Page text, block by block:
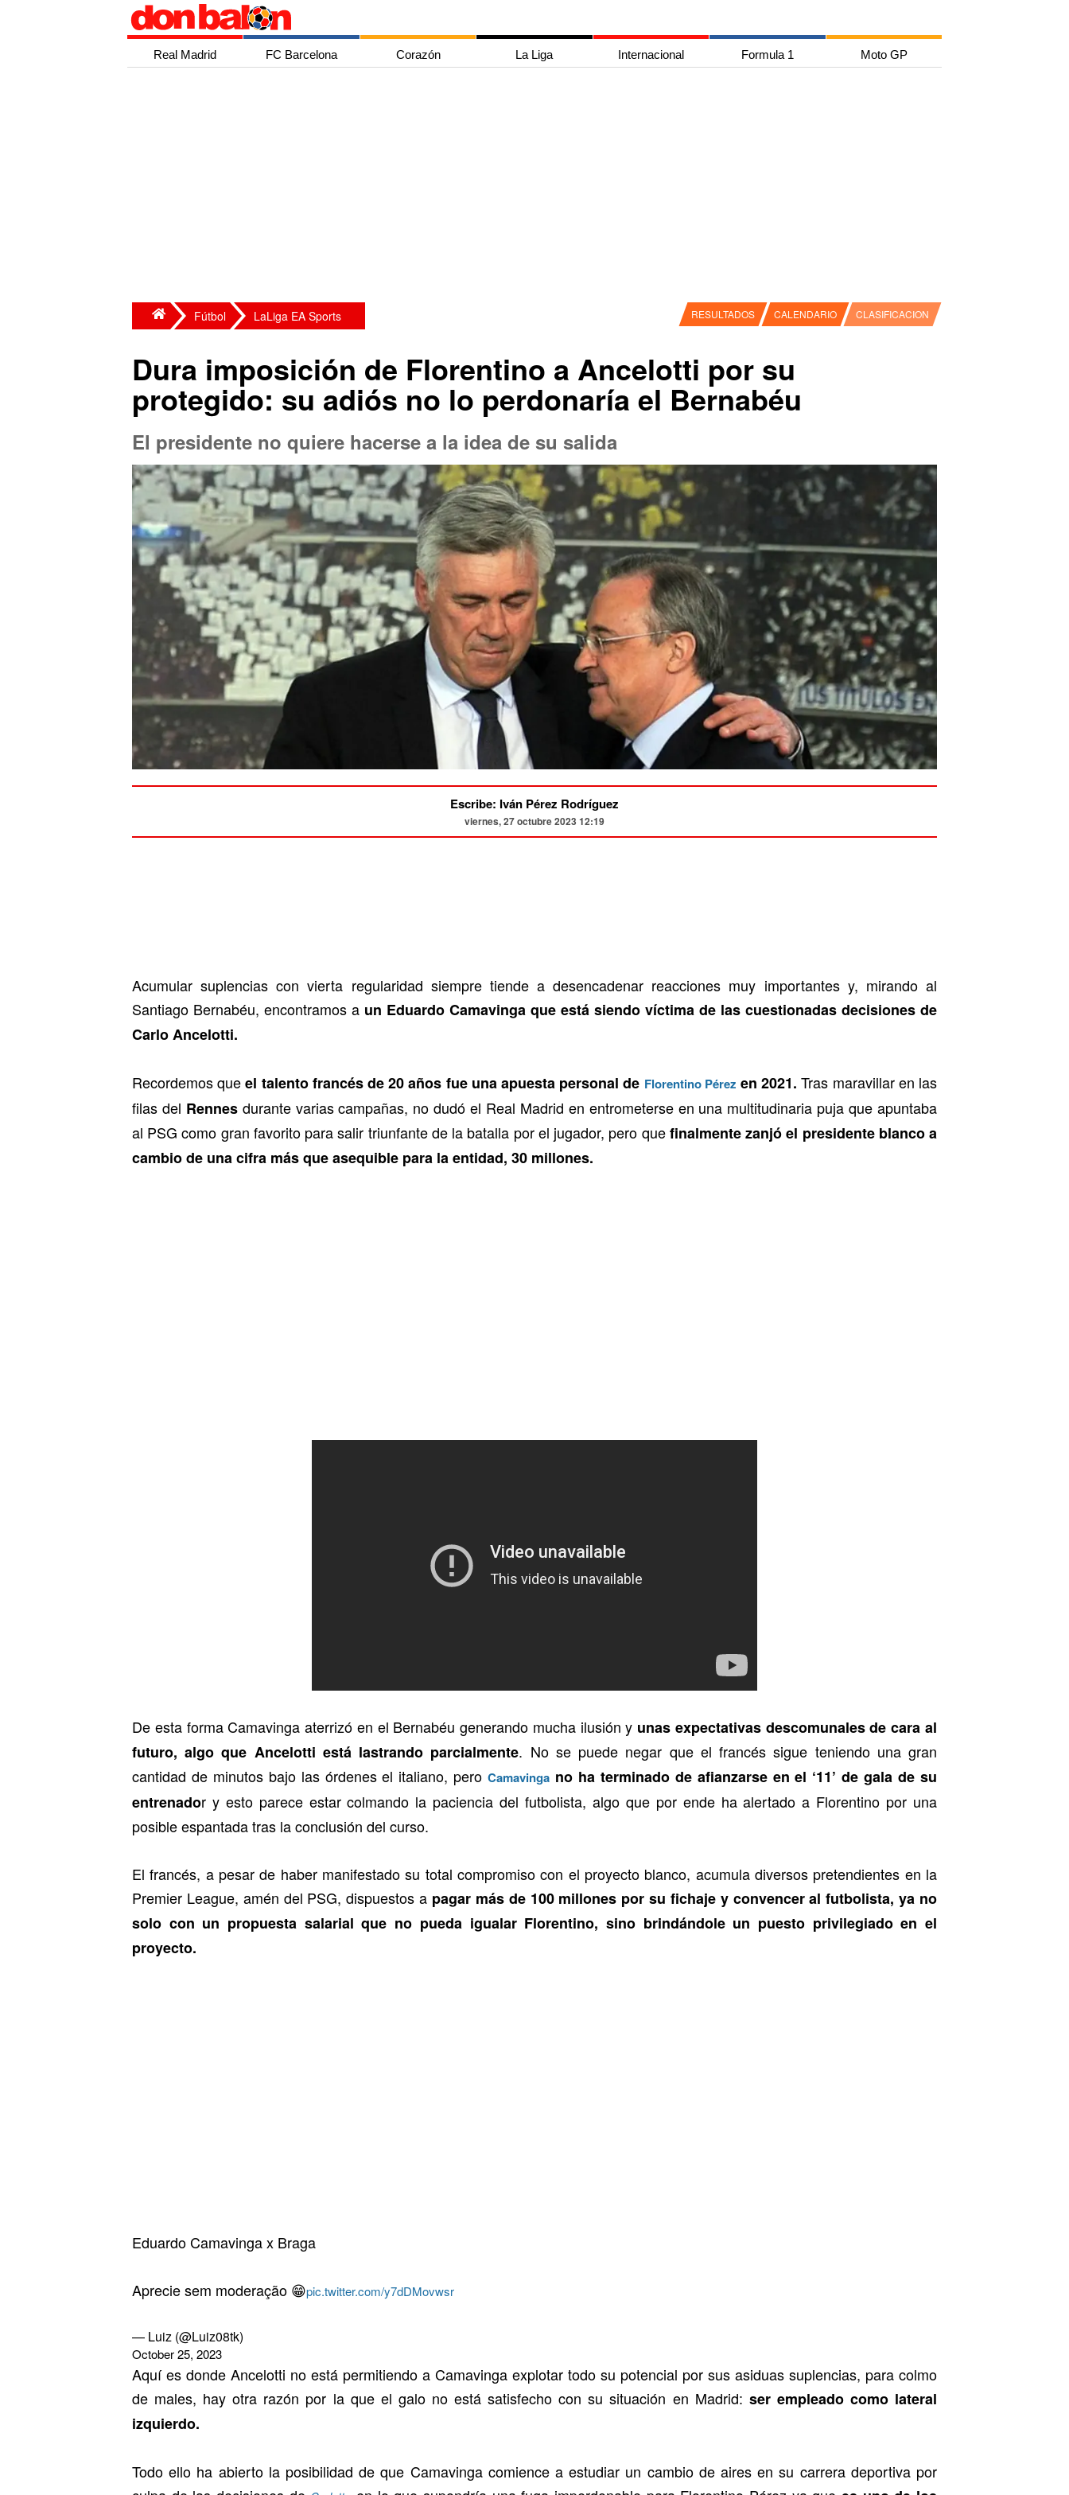
Real Madrid FC Barcelona Corazón La Liga Internacional Formula 1 Moto GP
Fútbol LaLiga EA Sports RESULTADOS CALENDARIO CLASIFICACION
Dura imposición de Florentino a Ancelotti por su
protegido: su adiós no lo perdonaría el Bernabéu
El presidente no quiere hacerse a la idea de su salida
Escribe: Iván Pérez Rodríguez
viernes, 27 octubre 2023 12:19
Acumular suplencias con vierta regularidad siempre tiende a desencadenar reacciones muy importantes y, mirando al
Santiago Bernabéu, encontramos a un Eduardo Camavinga que está siendo víctima de las cuestionadas decisiones de
Carlo Ancelotti.
Recordemos queel talento francés de 20 años fue una apuesta personal de Florentino Pérez en 2021.Tras maravillar en las
filas del Rennes durante varias campañas, no dudó el Real Madrid en entrometerse en una multitudinaria puja que apuntaba
al PSG como gran favorito para salir triunfante de la batalla por el jugador, pero quefinalmente zanjó el presidente blanco a
cambio de una cifra más que asequible para la entidad, 30 millones.
De esta forma Camavinga aterrizó en el Bernabéu generando mucha ilusión y unas expectativas descomunales de cara al
futuro, algo que Ancelotti está lastrando parcialmente. No se puede negar que el francés sigue teniendo una gran
cantidad de minutos bajo las órdenes el italiano, peroCamavinga no ha terminado de afianzarse en el ‘11’ de gala de su
entrenador y esto parece estar colmando la paciencia del futbolista, algo que por ende ha alertado a Florentino por una
posible espantada tras la conclusión del curso.
El francés, a pesar de haber manifestado su total compromiso con el proyecto blanco, acumula diversos pretendientes en la
Premier League, amén del PSG, dispuestos a pagar más de 100 millones por su fichaje y convencer al futbolista, ya no
solo con un propuesta salarial que no pueda igualar Florentino, sino brindándole un puesto privilegiado en el
proyecto.
Eduardo Camavinga x Braga
Aprecie sem moderação 😁pic.twitter.com/y7dDMovwsr
— Luiz (@Luiz08tk)
October 25, 2023
Aquí es donde Ancelotti no está permitiendo a Camavinga explotar todo su potencial por sus asiduas suplencias, para colmo
de males, hay otra razón por la que el galo no está satisfecho con su situación en Madrid: ser empleado como lateral
izquierdo.
Todo ello ha abierto la posibilidad de que Camavinga comience a estudiar un cambio de aires en su carrera deportiva por